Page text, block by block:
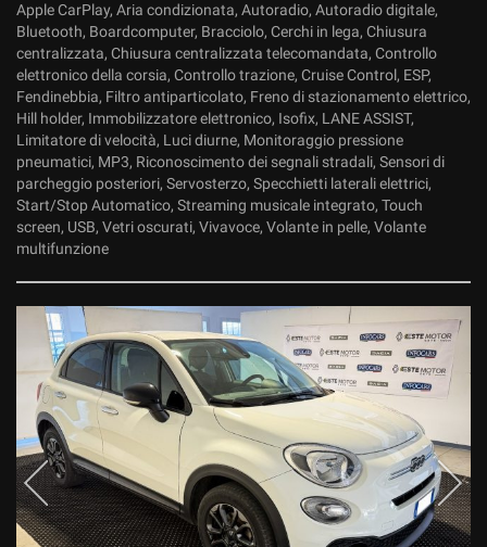
Apple CarPlay, Aria condizionata, Autoradio, Autoradio digitale,
Bluetooth, Boardcomputer, Bracciolo, Cerchi in lega, Chiusura
centralizzata, Chiusura centralizzata telecomandata, Controllo
elettronico della corsia, Controllo trazione, Cruise Control, ESP,
Fendinebbia, Filtro antiparticolato, Freno di stazionamento elettrico,
Hill holder, Immobilizzatore elettronico, Isofix, LANE ASSIST,
Limitatore di velocità, Luci diurne, Monitoraggio pressione
pneumatici, MP3, Riconoscimento dei segnali stradali, Sensori di
parcheggio posteriori, Servosterzo, Specchietti laterali elettrici,
Start/Stop Automatico, Streaming musicale integrato, Touch
screen, USB, Vetri oscurati, Vivavoce, Volante in pelle, Volante
multifunzione